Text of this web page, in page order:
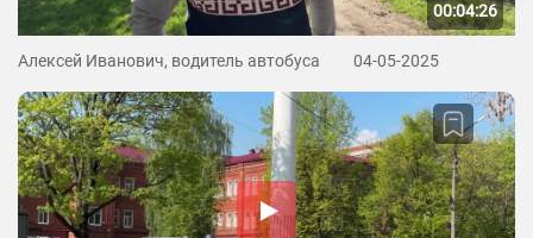
00:04:26
Алексей Иванович, водитель автобуса 04-05-2025